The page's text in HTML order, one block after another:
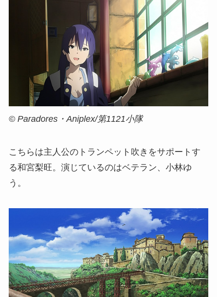
© Paradores・Aniplex/第1121小隊
こちらは主人公のトランペット吹きをサポートす
る和宮梨旺。演じているのはベテラン、小林ゆ
う。